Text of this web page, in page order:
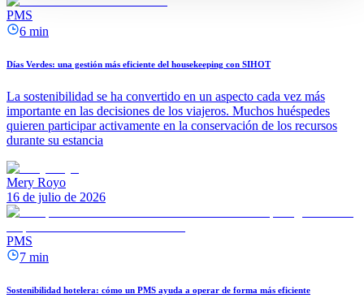
PMS
6 min
Días Verdes: una gestión más eficiente del housekeeping con SIHOT
La sostenibilidad se ha convertido en un aspecto cada vez más
importante en las decisiones de los viajeros. Muchos huéspedes
quieren participar activamente en la conservación de los recursos
durante su estancia
Mery Royo
16 de julio de 2026
PMS
7 min
Sostenibilidad hotelera: cómo un PMS ayuda a operar de forma más eficiente